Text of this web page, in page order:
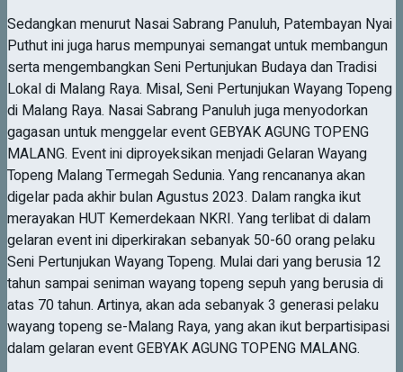
Sedangkan menurut Nasai Sabrang Panuluh, Patembayan Nyai
Puthut ini juga harus mempunyai semangat untuk membangun
serta mengembangkan Seni Pertunjukan Budaya dan Tradisi
Lokal di Malang Raya. Misal, Seni Pertunjukan Wayang Topeng
di Malang Raya. Nasai Sabrang Panuluh juga menyodorkan
gagasan untuk menggelar event GEBYAK AGUNG TOPENG
MALANG. Event ini diproyeksikan menjadi Gelaran Wayang
Topeng Malang Termegah Sedunia. Yang rencananya akan
digelar pada akhir bulan Agustus 2023. Dalam rangka ikut
merayakan HUT Kemerdekaan NKRI. Yang terlibat di dalam
gelaran event ini diperkirakan sebanyak 50-60 orang pelaku
Seni Pertunjukan Wayang Topeng. Mulai dari yang berusia 12
tahun sampai seniman wayang topeng sepuh yang berusia di
atas 70 tahun. Artinya, akan ada sebanyak 3 generasi pelaku
wayang topeng se-Malang Raya, yang akan ikut berpartisipasi
dalam gelaran event GEBYAK AGUNG TOPENG MALANG.